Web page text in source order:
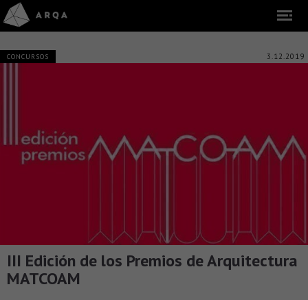
CONCURSOS 3.12.2019
III Edición de los Premios de Arquitectura
MATCOAM